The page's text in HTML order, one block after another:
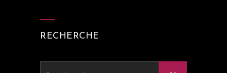
RECHERCHE